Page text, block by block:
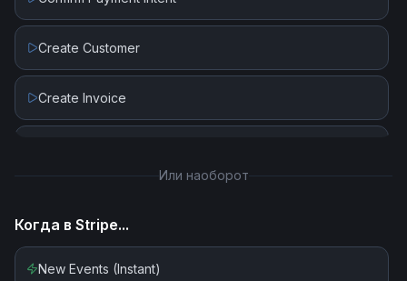
Create Customer
Create Invoice
Create Payout
Или наоборот
Когда в Stripe...
New Events (Instant)